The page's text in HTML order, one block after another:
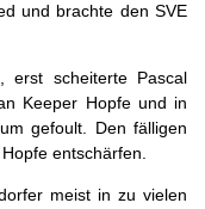
und brachte den SVE
erst scheiterte Pascal
Keeper Hopfe und in
gefoult. Den fälligen
entschärfen.
meist in zu vielen